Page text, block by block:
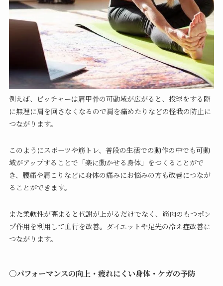
例えば、ピッチャーは肩甲骨の可動域が広がると、投球をする際
に無理に肩を回さなくなるので肩を痛めたりなどの怪我の防止に
つながります。
このようにスポーツや筋トレ、普段の生活での動作の中でも可動
域がアップすることで「楽に動かせる身体」をつくることがで
き、腰痛や肩こりなどに身体の痛みにお悩みの方も改善につなが
ることができます。
また柔軟性が高まると代謝が上がるだけでなく、筋肉のもつポン
プ作用を利用して血行を改善。ダイエットや足先の冷え症改善に
つながります。
○パフォーマンスの向上・疲れにくい身体・ケガの予防